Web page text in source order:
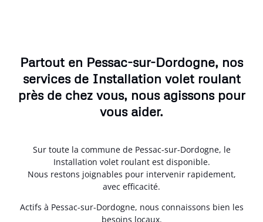
Partout en Pessac-sur-Dordogne, nos
services de Installation volet roulant
près de chez vous, nous agissons pour
vous aider.
Sur toute la commune de Pessac-sur-Dordogne, le
Installation volet roulant est disponible.
Nous restons joignables pour intervenir rapidement,
avec efficacité.
Actifs à Pessac-sur-Dordogne, nous connaissons bien les
besoins locaux.